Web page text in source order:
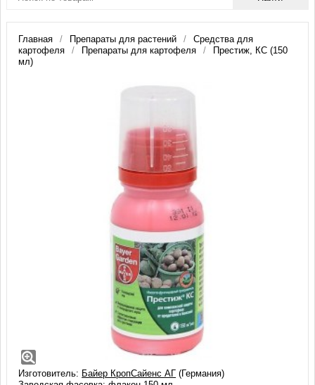
Главная Препараты для растений
Средства для
картофеля
Препараты для картофеля
Престиж, КС (150
мл)
Престиж, КС (150 мл)
Уникальный оригинальный препарат для предпосадочного
опрыскивания клубней картофеля от вредителей и болезней.
Незаменимый помощник для получения здорового урожая.
Изготовитель: Байер КропСайенс АГ (Германия)